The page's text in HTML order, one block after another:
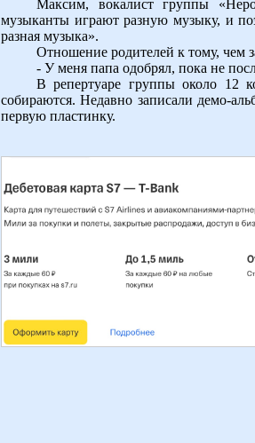
Максим, вокалист группы
музыканты играют разную музыку, и
разная музыка».
Отношение родителей к тому, чем
- У меня папа одобрял, пока не
В репертуаре группы около 12
собираются. Недавно записали демо-
первую пластинку.